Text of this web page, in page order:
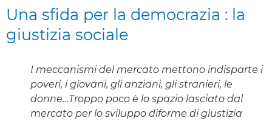
Una sfida per la democrazia : la
giustizia sociale
I meccanismi del mercato mettono indisparte i
poveri, i giovani, gli anziani, gli stranieri, le
donne…Troppo poco è lo spazio lasciato dal
mercato per lo sviluppo diforme di giustizia